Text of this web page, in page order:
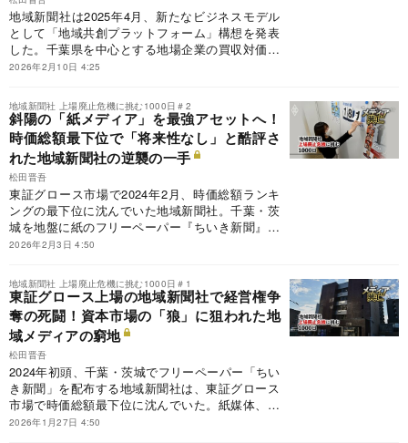
地域新聞社は2025年4月、新たなビジネスモデル
として「地域共創プラットフォーム」構想を発表
した。千葉県を中心とする地場企業の買収対価と
して自社株を交付し、非上場企業のオーナーに
密着型メディアとして築いたネットワークと上場
地位を掛け合わせた点が注目を集め、千葉銀行や
福岡市との連携など全国的な広がりを見せる。し
かし、26年8月の上場維持期限が迫る中、案件の
進捗遅れやウルフパック問題の影が投資家の期待
に冷や水を浴びせた。地域の事業承継問題も解決
し得る挑戦は、時価総額40億円への突破口となる
か。その取り組みに迫る。
2026年2月10日 4:25
地域新聞社 上場廃止危機に挑む1000日＃2
斜陽の「紙メディア」を最強アセットへ！
時価総額最下位で「将来性なし」と酷評さ
れた地域新聞社の逆襲の一手
松田晋吾
東証グロース市場で2024年2月、時価総額ランキ
ングの最下位に沈んでいた地域新聞社。千葉・茨
城を地盤に紙のフリーペーパー『ちいき新聞』を
配布するビジネスモデルは、投資家から見放され
は、毎週174万世帯に届く物流網と地域との接点
を、最強の「アセット（資産）」と再定義。M＆
Aや生成AI関連など新規事業を次々と打ち出し、
時価総額は1年で約4倍の30億円まで押し上げた。
上場維持基準である時価総額40億円の期限まで残
りわずか。紙メディアの逆襲、その勝算に迫る。
2026年2月3日 4:50
地域新聞社 上場廃止危機に挑む1000日＃1
東証グロース上場の地域新聞社で経営権争
奪の死闘！資本市場の「狼」に狙われた地
域メディアの窮地
松田晋吾
2024年初頭、千葉・茨城でフリーペーパー「ちい
き新聞」を配布する地域新聞社は、東証グロース
市場で時価総額最下位に沈んでいた。紙媒体、し
かも地域限定。投資家の目に、このビジネスモデ
2026年1月27日 4:50